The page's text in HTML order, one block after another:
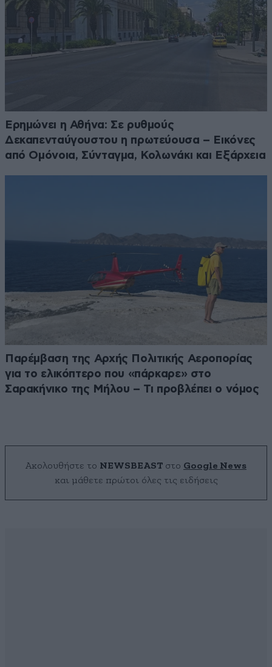
Ερημώνει η Αθήνα: Σε ρυθμούς
Δεκαπενταύγουστου η πρωτεύουσα – Εικόνες
από Ομόνοια, Σύνταγμα, Κολωνάκι και Εξάρχεια
Παρέμβαση της Αρχής Πολιτικής Αεροπορίας
για το ελικόπτερο που «πάρκαρε» στο
Σαρακήνικο της Μήλου – Τι προβλέπει ο νόμος
Ακολουθήστε το NEWSBEAST στο Google News
και μάθετε πρώτοι όλες τις ειδήσεις